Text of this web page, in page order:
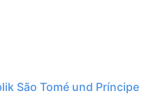
São Tomé und Príncipe